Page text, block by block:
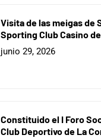
Visita de las meigas de
Sporting Club Casino
junio 29, 2026
Constituido el I Foro
Club Deportivo de La